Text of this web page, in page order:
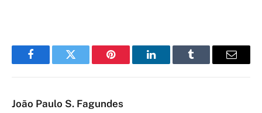
FacebookTwitter Pinterest LinkedInTumblr Email
João Paulo S. Fagundes